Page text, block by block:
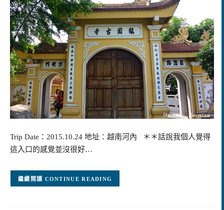
Trip Date：2015.10.24 地址：越南河內 ＊＊話說我個人覺得
這入口的感覺並沒很好…
CONTINUE READING